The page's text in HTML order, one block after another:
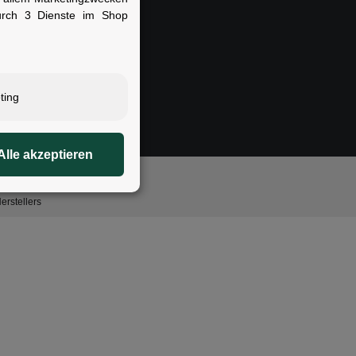
3 Dienste im Shop
akzeptieren